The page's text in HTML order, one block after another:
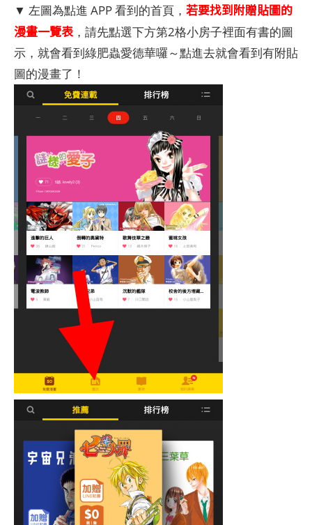
▼ 左圖為點進 APP 看到的首頁， 若要找到附贈貼圖的
漫畫一覽表 ，請先點選下方第2格小房子裡面有書的圖
示，就會看到綠肥蟲愛德華囉～點進去就會看到有附貼
圖的漫畫了！